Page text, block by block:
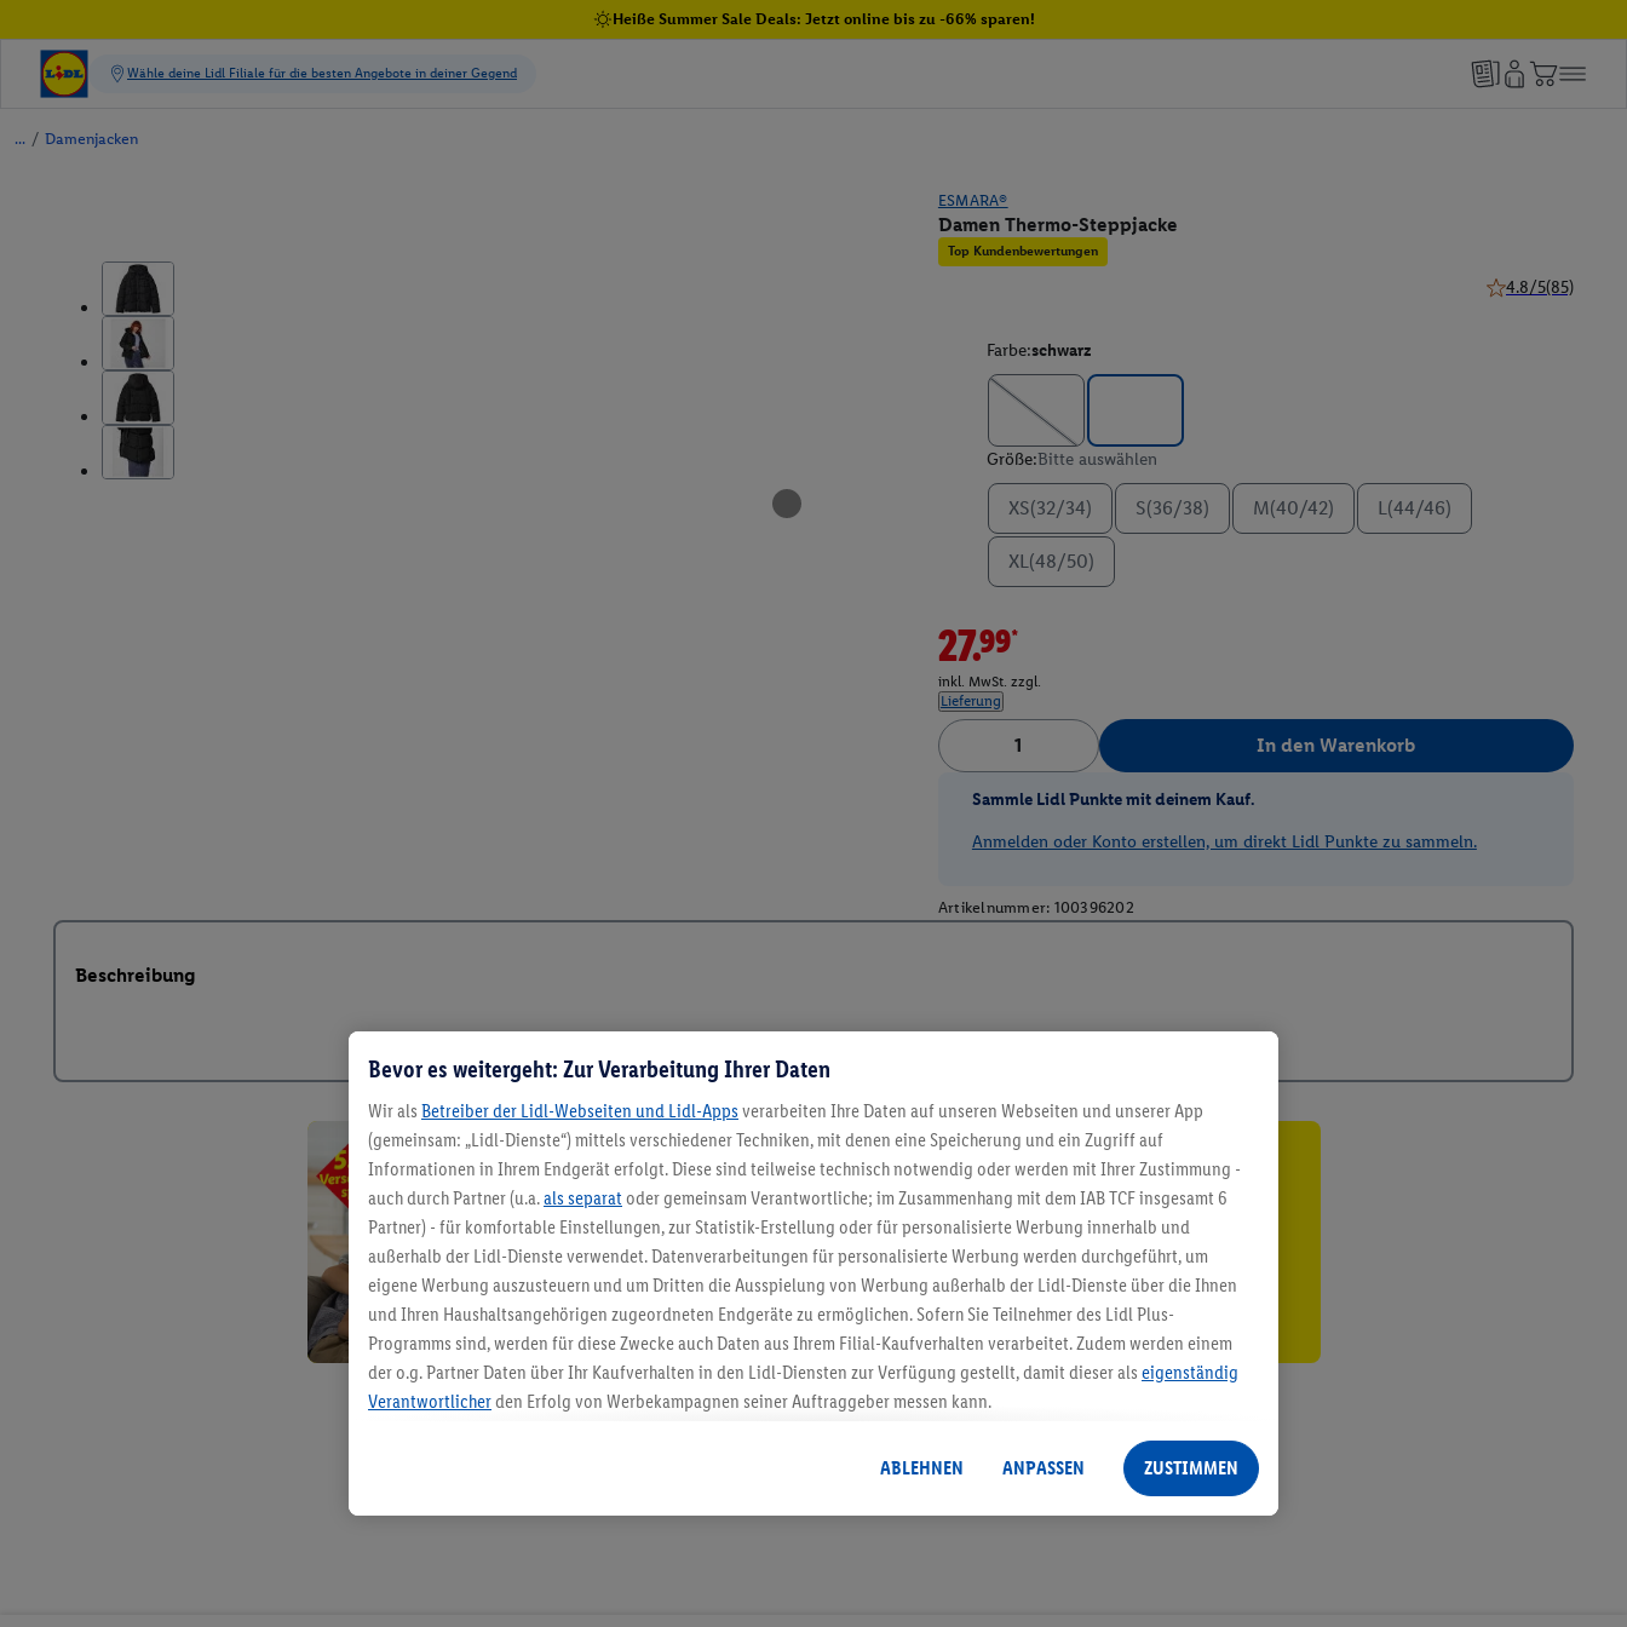
Heiße Summer Sale Deals: Jetzt online bis zu -66% sparen!
/ Damenjacken
ESMARA®
Damen Thermo-Steppjacke
Top Kundenbewertungen
4.8/5(85)
Farbe:schwarz
Größe:Bitte auswählen
XS(32/34) S(36/38) M(40/42) L(44/46)
XL(48/50)
27.99*
inkl. MwSt. zzgl.
Lieferung
In den Warenkorb
Sammle Lidl Punkte mit deinem Kauf.
Anmelden oder Konto erstellen, um direkt Lidl Punkte zu sammeln.
Artikelnummer: 100396202
Beschreibung
5.95 € Versand sparen³²ᵃ
Jetzt zum Newsletter anmelden
Gutschein sichern!
Bevor es weitergeht: Zur Verarbeitung Ihrer Daten
Wir als Betreiber der Lidl-Webseiten und Lidl-Apps verarbeiten Ihre Daten auf unseren Webseiten und unserer App
(gemeinsam: „Lidl-Dienste“) mittels verschiedener Techniken, mit denen eine Speicherung und ein Zugriff auf
Informationen in Ihrem Endgerät erfolgt. Diese sind teilweise technisch notwendig oder werden mit Ihrer Zustimmung -
auch durch Partner (u.a.als separat oder gemeinsam Verantwortliche; im Zusammenhang mit dem IAB TCF insgesamt 6
Partner) - für komfortable Einstellungen, zur Statistik-Erstellung oder für personalisierte Werbung innerhalb und
außerhalb der Lidl-Dienste verwendet. Datenverarbeitungen für personalisierte Werbung werden durchgeführt, um
eigene Werbung auszusteuern und um Dritten die Ausspielung von Werbung außerhalb der Lidl-Dienste über die Ihnen
und Ihren Haushaltsangehörigen zugeordneten Endgeräte zu ermöglichen. Sofern Sie Teilnehmer des Lidl Plus-
Programms sind, werden für diese Zwecke auch Daten aus Ihrem Filial-Kaufverhalten verarbeitet. Zudem werden einem
der o.g. Partner Daten über Ihr Kaufverhalten in den Lidl-Diensten zur Verfügung gestellt, damit dieser als eigenständig
Verantwortlicherden Erfolg von Werbekampagnen seiner Auftraggeber messen kann.
angereicherten Profilen. Dies umfasst die Zusammenführung von Daten (z.B. über Ihre Nutzung der Lidl-Dienste, Ihr
Kaufverhalten in den Lidl-Diensten, Informationen aus Ihrem Kundenkonto - z.B. Alter oder Geschlecht - sowie Ihre
genauen Standortdaten) auch über verschiedene Endgeräte und Lidl-Dienste hinweg einschließlich dem Speichern von
ABLEHNEN ANPASSEN ZUSTIMMEN